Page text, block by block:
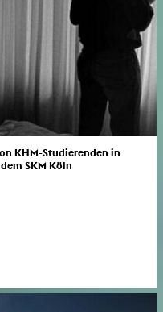
KHM-Studierenden in
SKM Köln